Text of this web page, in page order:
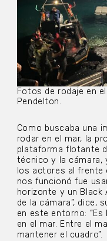
Fotos de rodaje en
Pendelton.
Como buscaba una
rodar en el mar, la
plataforma flotante
técnico y la cámara,
los actores al frente
nos funcionó fue
horizonte y un Black
de la cámara”, dice,
en este entorno:
en el mar. Entre el
mantener el cuadro”.